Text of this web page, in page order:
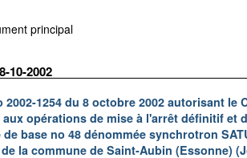
principal
10-2002
2002-1254 du 8 octobre 2002 autorisant
opérations de mise à l'arrêt définitif et
de base no 48 dénommée synchrotron
la commune de Saint-Aubin (Essonne)